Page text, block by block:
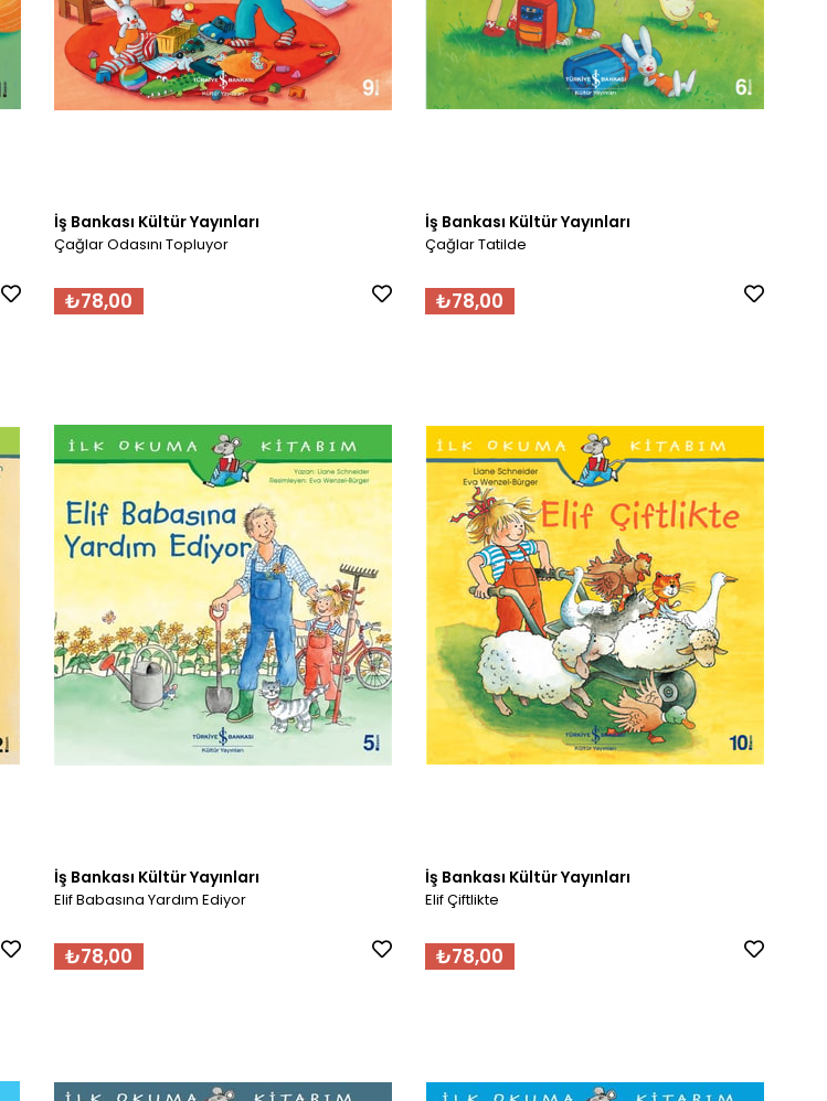
İş Bankası Kültür Yayınları
Çağlar Odasını Topluyor
₺78,00
İş Bankası Kültür Yayınları
Çağlar Tatilde
₺78,00
İş Bankası Kültür Yayınları
Elif Babasına Yardım Ediyor
₺78,00
İş Bankası Kültür Yayınları
Elif Çiftlikte
₺78,00